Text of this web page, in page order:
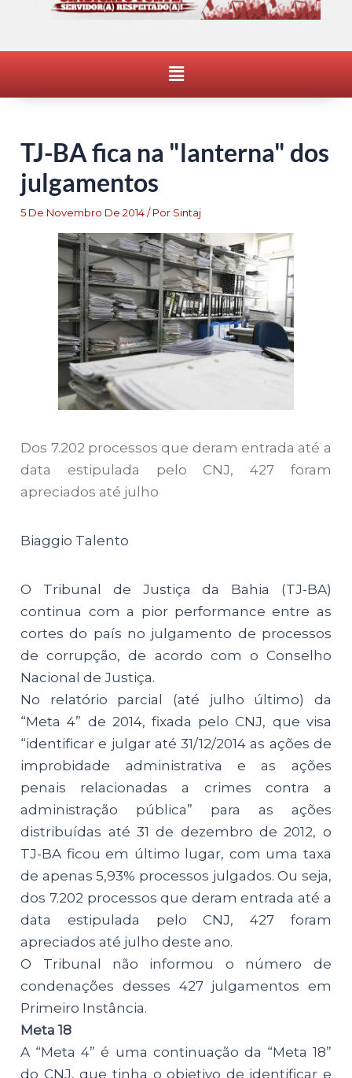
Menu
TJ-BA fica na "lanterna" dos
julgamentos
5 De Novembro De 2014/ Por Sintaj
Dos 7.202 processos que deram entrada até a
data estipulada pelo CNJ, 427 foram
apreciados até julho
Biaggio Talento
O Tribunal de Justiça da Bahia (TJ-BA)
continua com a pior performance entre as
cortes do país no julgamento de processos
de corrupção, de acordo com o Conselho
Nacional de Justiça.
No relatório parcial (até julho último) da
“Meta 4” de 2014, fixada pelo CNJ, que visa
“identificar e julgar até 31/12/2014 as ações de
improbidade administrativa e as ações
penais relacionadas a crimes contra a
administração pública” para as ações
distribuídas até 31 de dezembro de 2012, o
TJ-BA ficou em último lugar, com uma taxa
de apenas 5,93% processos julgados. Ou seja,
dos 7.202 processos que deram entrada até a
data estipulada pelo CNJ, 427 foram
apreciados até julho deste ano.
O Tribunal não informou o número de
condenações desses 427 julgamentos em
Primeiro Instância.
Meta 18
A “Meta 4” é uma continuação da “Meta 18”
do CNJ, que tinha o objetivo de identificar e